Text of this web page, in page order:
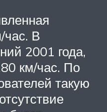
час. В
2001 года,
км/час. По
такую